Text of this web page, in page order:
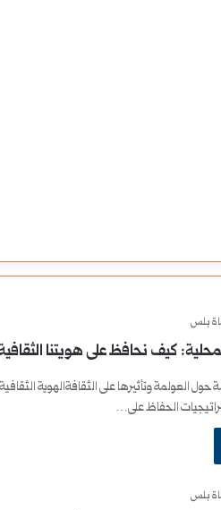
بلس
كيف نحافظ على هويتنا
العولمة وتأثيرها على الثقافةالهوية
الحفاظ على…
بلس